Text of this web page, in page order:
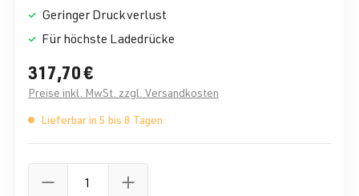
Geringer Druckverlust
Für höchste Ladedrücke
317,70 €
Preise inkl. MwSt. zzgl. Versandkosten
Lieferbar in 5 bis 8 Tagen